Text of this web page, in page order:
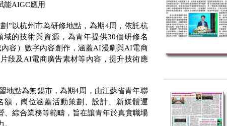
能AIGC應用
”以杭州市為研修地點，為期4周，依託杭
的技術與資源，為青年提供30個研修名
容）數字內容創作，涵蓋AI漫劇與AI電商
段及 AI電商廣告素材等內容，提升技術應
地點為無錫市，為期4周，由江蘇省青年聯
額，崗位涵蓋活動策劃、設計、新媒體運
、綜合業務等範疇，旨在讓青年於真實職場